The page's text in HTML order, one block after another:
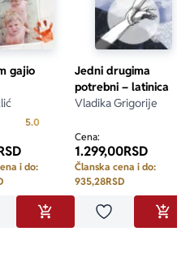
gajio
5.0
i do:
u omiljene
DODAJ U KORPU
Jedni drugima
potrebni – latinica
Vladika Grigorije
Cena:
1.299,00RSD
Članska cena i do:
935,28RSD
Dodaj u